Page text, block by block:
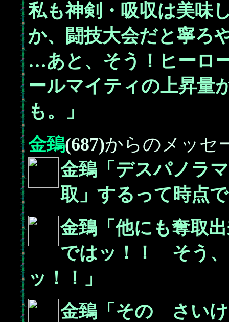
私も神剣・吸収は美味
か、闘技大会だと寧ろ
…あと、そう！ヒーロ
ールマイティの上昇量
も。」
金鵄(687)からのメッセ
金鵄「デスパノラ
取」するって時点
金鵄「他にも奪取
ではッ！！ そう
ッ！！」
金鵄「その さい